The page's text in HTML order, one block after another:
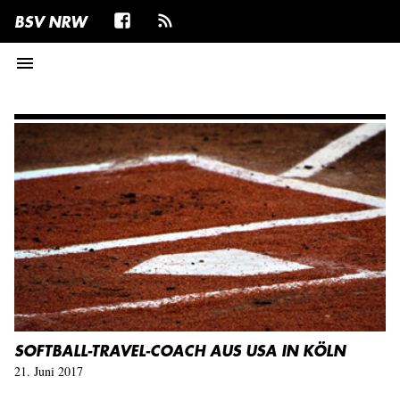
BSV NRW
menu
SOFTBALL-TRAVEL-COACH AUS USA IN KÖLN
21. Juni 2017